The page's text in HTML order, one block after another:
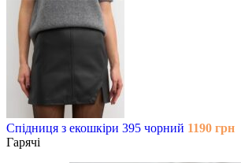
Спідниця з екошкіри 395 чорний 1190 грн
Гарячі